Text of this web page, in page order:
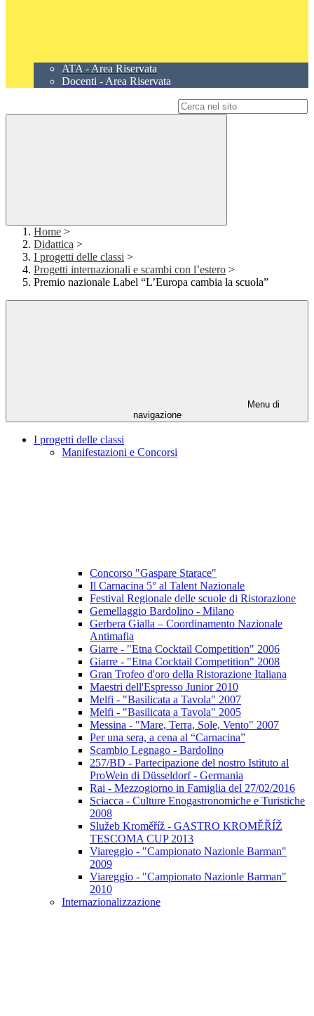
ATA - Area Riservata
Docenti - Area Riservata
Home >
Didattica >
I progetti delle classi >
Progetti internazionali e scambi con l’estero >
Premio nazionale Label “L’Europa cambia la scuola”
Menu di
navigazione
I progetti delle classi
Manifestazioni e Concorsi
Concorso "Gaspare Starace"
Il Carnacina 5° al Talent Nazionale
Festival Regionale delle scuole di Ristorazione
Gemellaggio Bardolino - Milano
Gerbera Gialla – Coordinamento Nazionale
Antimafia
Giarre - "Etna Cocktail Competition" 2006
Giarre - "Etna Cocktail Competition" 2008
Gran Trofeo d'oro della Ristorazione Italiana
Maestri dell'Espresso Junior 2010
Melfi - "Basilicata a Tavola" 2007
Melfi - "Basilicata a Tavola" 2005
Messina - "Mare, Terra, Sole, Vento" 2007
Per una sera, a cena al “Carnacina”
Scambio Legnago - Bardolino
257/BD - Partecipazione del nostro Istituto al
ProWein di Düsseldorf - Germania
Rai - Mezzogiorno in Famiglia del 27/02/2016
Sciacca - Culture Enogastronomiche e Turistiche
2008
Služeb Kroměříž - GASTRO KROMĚŘÍŽ
TESCOMA CUP 2013
Viareggio - "Campionato Nazionle Barman"
2009
Viareggio - "Campionato Nazionle Barman"
2010
Internazionalizzazione